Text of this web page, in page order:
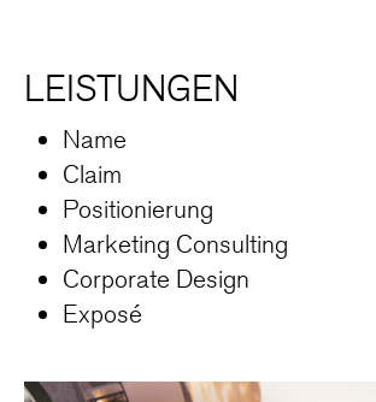
LEISTUNGEN
Name
Claim
Positionierung
Marketing Consulting
Corporate Design
Exposé